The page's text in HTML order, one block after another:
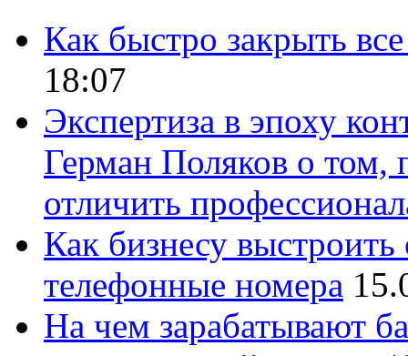
Как быстро закрыть
18:07
Экспертиза в эпоху
Герман Поляков о том,
отличить
Как бизнесу
телефонные номера
На чем зарабатывают